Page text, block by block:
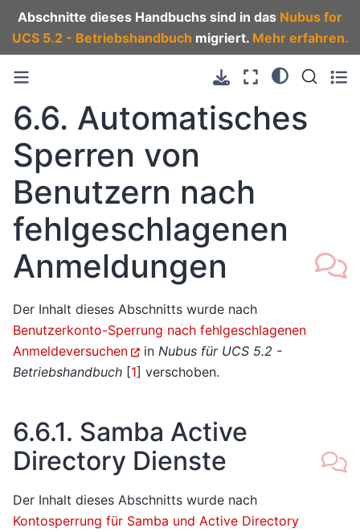
Abschnitte dieses Handbuchs sind in das Nubus for
UCS 5.2 - Betriebshandbuch migriert. Mehr erfahren.
6.6. Automatisches
Sperren von
Benutzern nach
fehlgeschlagenen
Anmeldungen
Der Inhalt dieses Abschnitts wurde nach
Benutzerkonto-Sperrung nach fehlgeschlagenen
Anmeldeversuchen
in Nubus für UCS 5.2 -
Betriebshandbuch [1] verschoben.
6.6.1. Samba Active
Directory Dienste
Der Inhalt dieses Abschnitts wurde nach
Kontosperrung für Samba und Active Directory